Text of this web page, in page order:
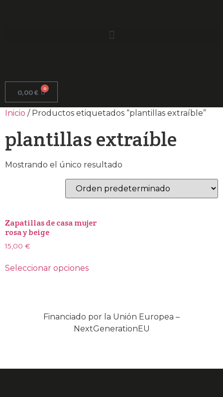
0,00€ 0
Inicio / Productos etiquetados “plantillas extraíble”
plantillas extraíble
Mostrando el único resultado
Zapatillas de casa mujer
rosa y beige
15,00 €
Seleccionar opciones
Financiado por la Unión Europea –
NextGenerationEU